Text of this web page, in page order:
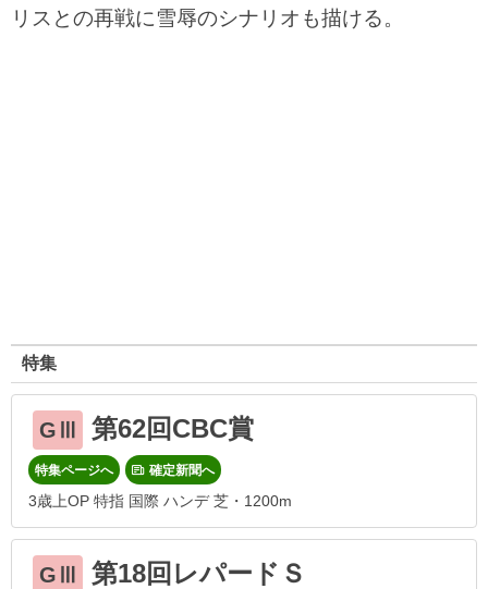
リスとの再戦に雪辱のシナリオも描ける。
特集
GⅢ 第62回CBC賞
特集ページへ 確定新聞へ
3歳上OP 特指 国際 ハンデ 芝・1200m
GⅢ 第18回レパードＳ